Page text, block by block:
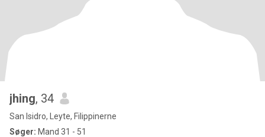
jhing, 34
San Isidro, Leyte, Filippinerne
Søger: Mand 31 - 51